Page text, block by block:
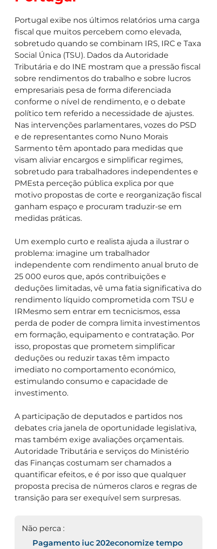
Portugal exibe nos últimos relatórios uma carga
fiscal que muitos percebem como elevada,
sobretudo quando se combinam IRS, IRC e Taxa
Social Única (TSU). Dados da Autoridade
Tributária e do INE mostram que a pressão fiscal
sobre rendimentos do trabalho e sobre lucros
empresariais pesa de forma diferenciada
conforme o nível de rendimento, e o debate
político tem referido a necessidade de ajustes.
Nas intervenções parlamentares, vozes do PSD
e de representantes como Nuno Morais
Sarmento têm apontado para medidas que
visam aliviar encargos e simplificar regimes,
sobretudo para trabalhadores independentes e
PMEsta perceção pública explica por que
motivo propostas de corte e reorganização fiscal
ganham espaço e procuram traduzir-se em
medidas práticas.
Um exemplo curto e realista ajuda a ilustrar o
problema: imagine um trabalhador
independente com rendimento anual bruto de
25 000 euros que, após contribuições e
deduções limitadas, vê uma fatia significativa do
rendimento líquido comprometida com TSU e
IRMesmo sem entrar em tecnicismos, essa
perda de poder de compra limita investimentos
em formação, equipamento e contratação. Por
isso, propostas que prometem simplificar
deduções ou reduzir taxas têm impacto
imediato no comportamento económico,
estimulando consumo e capacidade de
investimento.
A participação de deputados e partidos nos
debates cria janela de oportunidade legislativa,
mas também exige avaliações orçamentais.
Autoridade Tributária e serviços do Ministério
das Finanças costumam ser chamados a
quantificar efeitos, e é por isso que qualquer
proposta precisa de números claros e regras de
transição para ser exequível sem surpresas.
Não perca :
Pagamento iuc 202economize tempo